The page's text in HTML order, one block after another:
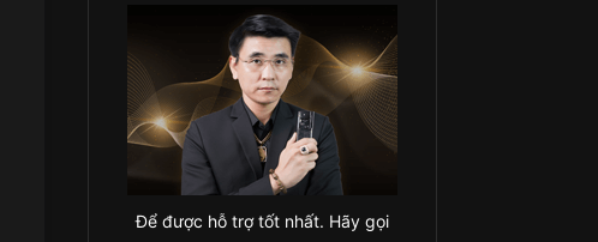
Để được hỗ trợ tốt nhất. Hãy gọi